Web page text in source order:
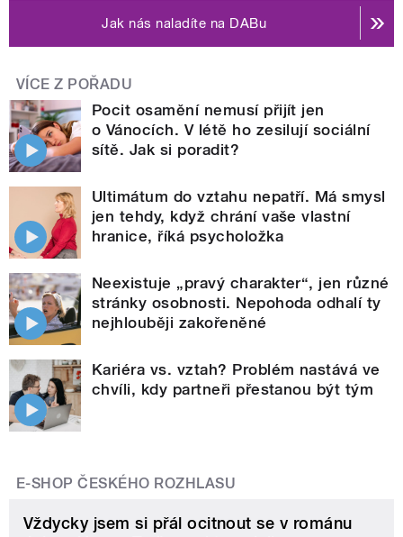
Jak nás naladíte na DABu
VÍCE Z POŘADU
Pocit osamění nemusí přijít jen
o Vánocích. V létě ho zesilují sociální
sítě. Jak si poradit?
Ultimátum do vztahu nepatří. Má smysl
jen tehdy, když chrání vaše vlastní
hranice, říká psycholožka
Neexistuje „pravý charakter“, jen různé
stránky osobnosti. Nepohoda odhalí ty
nejhlouběji zakořeněné
Kariéra vs. vztah? Problém nastává ve
chvíli, kdy partneři přestanou být tým
E-SHOP ČESKÉHO ROZHLASU
Vždycky jsem si přál ocitnout se v románu